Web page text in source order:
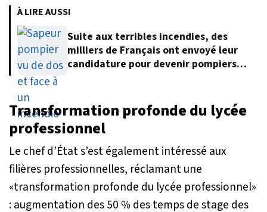
À LIRE AUSSI
Suite aux terribles incendies, des
milliers de Français ont envoyé leur
candidature pour devenir pompiers
Transformation profonde du lycée
professionnel
Le chef d’État s’est également intéressé aux
filières professionnelles, réclamant une
«transformation profonde du lycée professionnel»
: augmentation des 50 % des temps de stage des